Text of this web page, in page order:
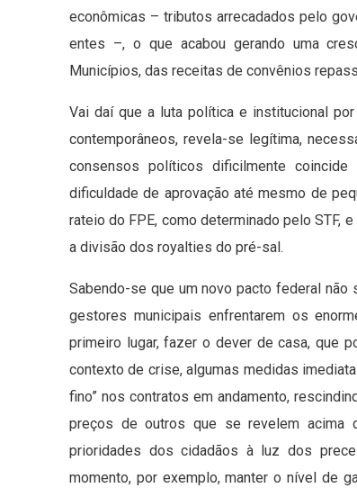
econômicas – tributos arrecadados pelo
entes –, o que acabou gerando uma
Municípios, das receitas de convênios
Vai daí que a luta política e institucional
contemporâneos, revela-se legítima,
consensos políticos dificilmente
dificuldade de aprovação até mesmo de
rateio do FPE, como determinado pelo
a divisão dos royalties do pré-sal.
Sabendo-se que um novo pacto federal
gestores municipais enfrentarem os
primeiro lugar, fazer o dever de casa, que
contexto de crise, algumas medidas
fino” nos contratos em andamento,
preços de outros que se revelem acima
prioridades dos cidadãos à luz dos
momento, por exemplo, manter o nível de